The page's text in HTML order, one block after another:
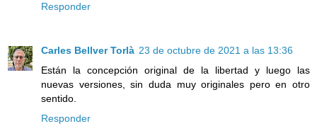
Responder
Carles Bellver Torlà 23 de octubre de 2021 a las 13:36
Están la concepción original de la libertad y luego las
nuevas versiones, sin duda muy originales pero en otro
sentido.
Responder